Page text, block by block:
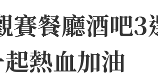
賽餐廳酒吧
熱血加油